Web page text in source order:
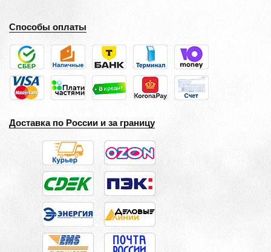
Способы оплаты
Доставка по России и за границу